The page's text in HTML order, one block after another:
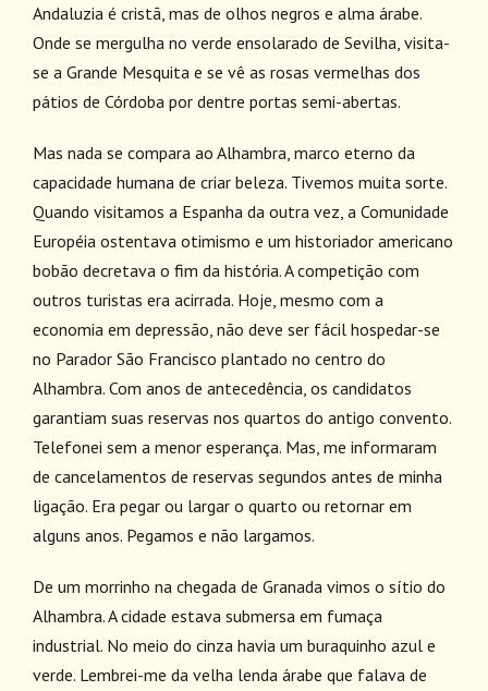
Andaluzia é cristã, mas de olhos negros e alma árabe.
Onde se mergulha no verde ensolarado de Sevilha, visita-
se a Grande Mesquita e se vê as rosas vermelhas dos
pátios de Córdoba por dentre portas semi-abertas.
Mas nada se compara ao Alhambra, marco eterno da
capacidade humana de criar beleza. Tivemos muita sorte.
Quando visitamos a Espanha da outra vez, a Comunidade
Européia ostentava otimismo e um historiador americano
bobão decretava o fim da história. A competição com
outros turistas era acirrada. Hoje, mesmo com a
economia em depressão, não deve ser fácil hospedar-se
no Parador São Francisco plantado no centro do
Alhambra. Com anos de antecedência, os candidatos
garantiam suas reservas nos quartos do antigo convento.
Telefonei sem a menor esperança. Mas, me informaram
de cancelamentos de reservas segundos antes de minha
ligação. Era pegar ou largar o quarto ou retornar em
alguns anos. Pegamos e não largamos.
De um morrinho na chegada de Granada vimos o sítio do
Alhambra. A cidade estava submersa em fumaça
industrial. No meio do cinza havia um buraquinho azul e
verde. Lembrei-me da velha lenda árabe que falava de